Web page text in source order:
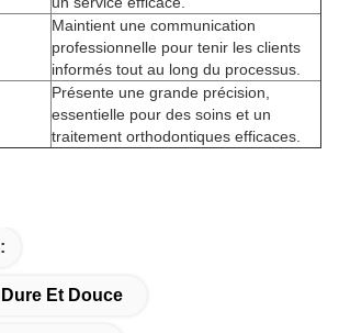
Maintient une communication
professionnelle pour tenir les clients
informés tout au long du processus.
Présente une grande précision,
essentielle pour des soins et un
traitement orthodontiques efficaces.
Et Douce